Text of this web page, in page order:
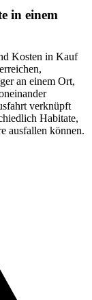
in einem
Kosten in Kauf
an einem Ort,
verknüpft
Habitate,
ausfallen können.